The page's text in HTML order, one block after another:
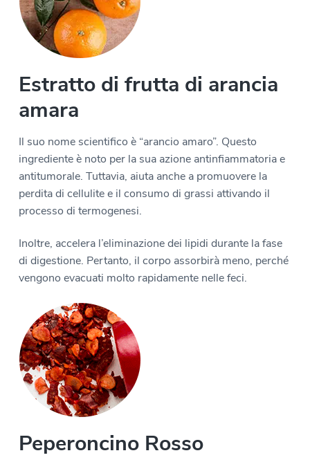
Estratto di frutta di arancia
amara
Il suo nome scientifico è “arancio amaro”. Questo
ingrediente è noto per la sua azione antinfiammatoria e
antitumorale. Tuttavia, aiuta anche a promuovere la
perdita di cellulite e il consumo di grassi attivando il
processo di termogenesi.
Inoltre, accelera l’eliminazione dei lipidi durante la fase
di digestione. Pertanto, il corpo assorbirà meno, perché
vengono evacuati molto rapidamente nelle feci.
Peperoncino Rosso